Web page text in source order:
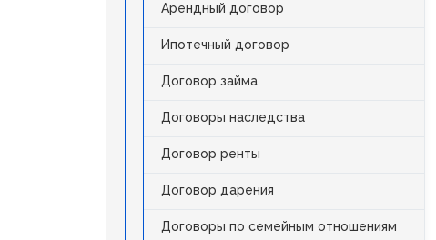
Арендный договор
Ипотечный договор
Договор займа
Договоры наследства
Договор ренты
Договор дарения
Договоры по семейным отношениям